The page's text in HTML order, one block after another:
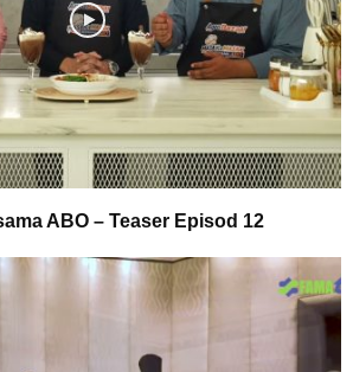
ABO – Teaser Episod 12